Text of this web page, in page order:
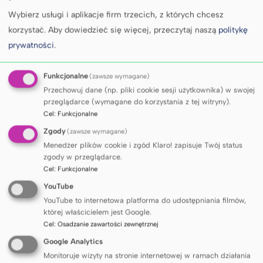
Podczas spotkania omówiono strategię
dalszego rozwoju Translacyjnego Centrum
Chorób Mózgu, aktualnie realizowane
projekty badawcze oraz planowane kierunki
badań. Przedstawiono dotychczasowe wyniki
prac naukowych i formułowane hipotezy
badawcze, a także dyskutowano nad
rozwiązaniami sprzyjającymi poszerzeniu
skali działalności Centrum, wzmacnianiu
współpracy międzyuczelnianej oraz
usprawnieniu organizacji pracy mającej na
celu integrację interdyscyplinarnych
Wybierz usługi i aplikacje firm trzecich, z których chcesz
korzystać. Aby dowiedzieć się więcej, przeczytaj naszą politykę
prywatności.
Funkcjonalne(zawsze wymagane)
Przechowuj dane (np. pliki cookie sesji użytkownika) w swojej
przeglądarce (wymagane do korzystania z tej witryny).
Cel: Funkcjonalne
Zgody(zawsze wymagane)
Menedżer plików cookie i zgód Klaro! zapisuje Twój status
zgody w przeglądarce.
Cel: Funkcjonalne
YouTube
YouTube to internetowa platforma do udostępniania filmów,
której właścicielem jest Google.
Cel: Osadzanie zawartości zewnętrznej
Google Analytics
Monitoruje wizyty na stronie internetowej w ramach działania